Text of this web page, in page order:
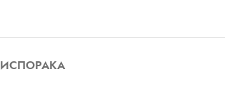
ИСПОРАКА